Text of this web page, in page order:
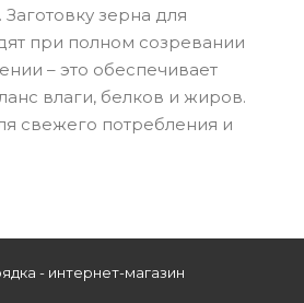
зерна для
при полном созревании
– это обеспечивает
влаги, белков и жиров.
свежего потребления и
- интернет-магазин